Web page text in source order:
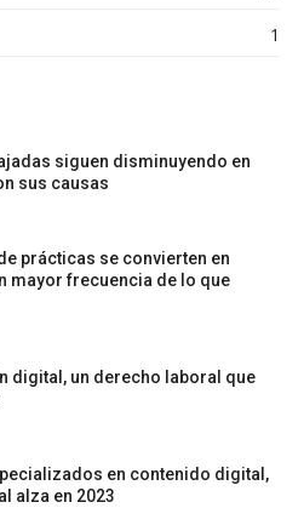
1
siguen disminuyendo en
sus causas
prácticas se convierten en
mayor frecuencia de lo que
digital, un derecho laboral que
en contenido digital,
alza en 2023